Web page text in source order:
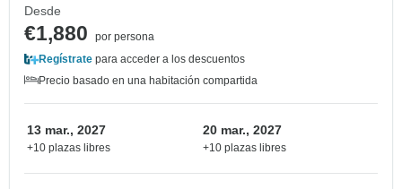
Desde
€1,880
por persona
Regístrate para acceder a los descuentos
Precio basado en una habitación compartida
13 mar., 2027
+10 plazas libres
20 mar., 2027
+10 plazas libres